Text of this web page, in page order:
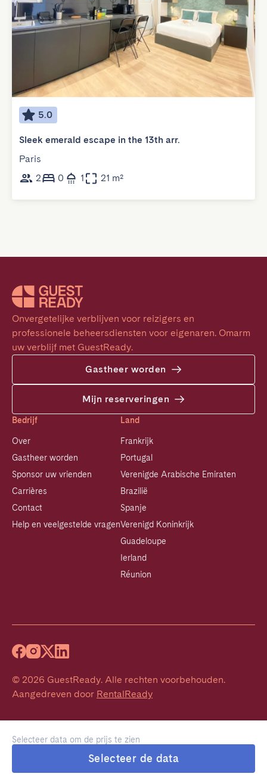
Selecteer data om de prijs te zien
Selecteer de data
5.0
Sleek emerald escape in the 13th arr.
Paris
2
0 1 21 m²
Onvergetelijke verblijven voor reizigers en
professionele beheersdiensten voor eigenaren. Omarm
uw verblijf met GuestReady.
Gastheer worden
Mijn reserveringen
Bedrijf
Over
Gastheer worden
Sponsor uw vrienden
Carrières
Contact
Help en veelgestelde vragen
Land
Frankrijk
Portugal
Verenigde Arabische Emiraten
Brazilië
Spanje
Verenigd Koninkrijk
Guadeloupe
Ierland
Réunion
© 2026 GuestReady. Alle rechten voorbehouden.
Aangedreven door RentalReady